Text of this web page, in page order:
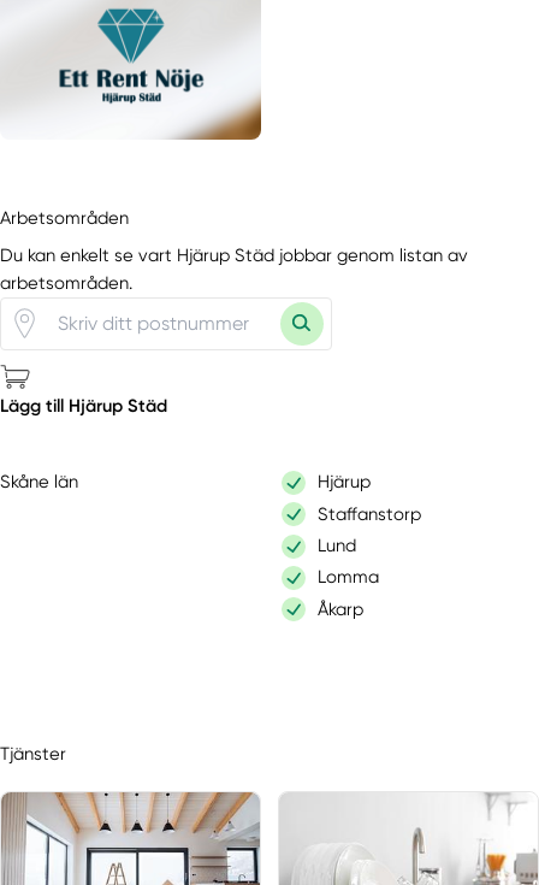
Arbetsområden
Du kan enkelt se vart Hjärup Städ jobbar genom listan av
arbetsområden.
Lägg till Hjärup Städ
Skåne län
Hjärup
Staffanstorp
Lund
Lomma
Åkarp
Tjänster